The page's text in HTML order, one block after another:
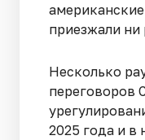
приезжали ни
Несколько
переговоров
2025 года и в